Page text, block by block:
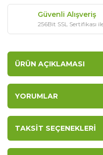
Güvenli Alışveriş
256Bit SSL Sertifikası
ÜRÜN AÇIKLAMASI
YORUMLAR
TAKSIT SEÇENEKLERI